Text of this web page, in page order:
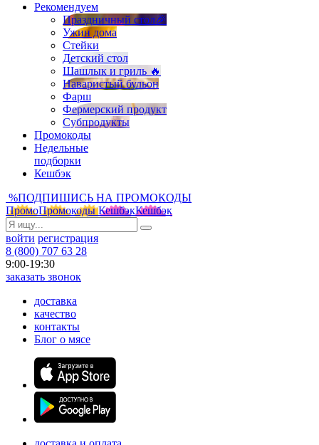
Рекомендуем
Праздничный стол🎉
Ужин дома
Стейки
Детский стол
Шашлык и гриль 🔥
Наваристый бульон
Фарш
Фермерский продукт
Субпродукты
Промокоды
Недельные
подборки
Кешбэк
%ПОДПИШИСЬ НА ПРОМОКОДЫ
ПромоПромокоды КешбэкКешбэк
войти регистрация
8 (800) 707 63 28
9:00-19:30
заказать звонок
доставка
качество
контакты
Блог о мясе